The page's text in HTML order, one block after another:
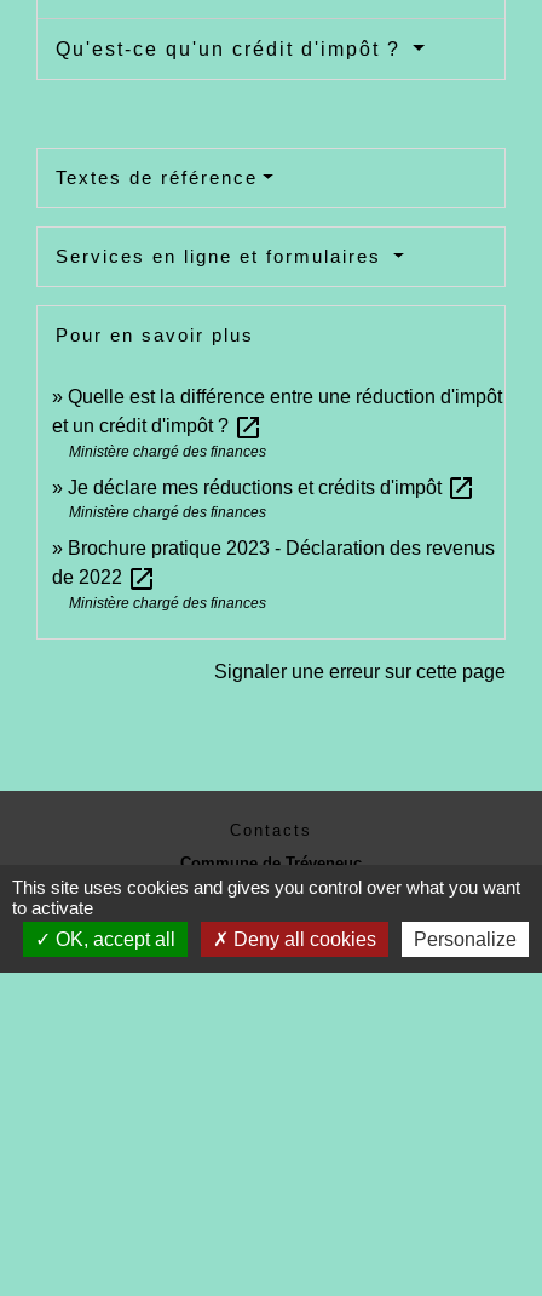
Qu'est-ce qu'un crédit d'impôt ?
Textes de référence
Services en ligne et formulaires
Pour en savoir plus
Quelle est la différence entre une réduction d'impôt
et un crédit d'impôt ? open_in_new
Ministère chargé des finances
Je déclare mes réductions et crédits d'impôt open_in_new
Ministère chargé des finances
Brochure pratique 2023 - Déclaration des revenus
de 2022 open_in_new
Ministère chargé des finances
Signaler une erreur sur cette page
Contacts
Commune de Tréveneuc
2 place du Bourg
+33 2 96 70 84 84
This site uses cookies and gives you control over what you want
to activate
OK, accept all
Deny all cookies Personalize